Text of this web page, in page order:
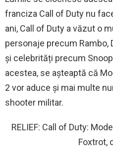
franciza Call of Duty nu
ani, Call of Duty a văzut o
personaje precum Rambo,
și celebrități precum
acestea, se așteaptă că
2 vor aduce și mai multe
shooter militar.
RELIEF: Call of Duty:
Foxtrot,